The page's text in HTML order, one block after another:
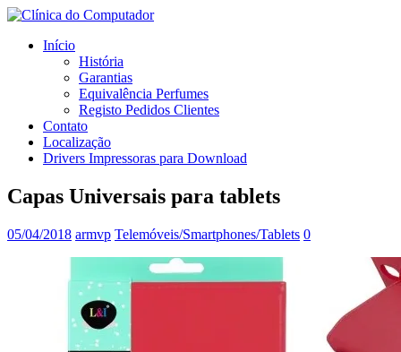
Início
História
Garantias
Equivalência Perfumes
Registo Pedidos Clientes
Contato
Localização
Drivers Impressoras para Download
Capas Universais para tablets
05/04/2018 armvp Telemóveis/Smartphones/Tablets 0